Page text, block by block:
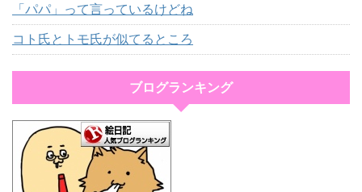
「パパ」って言っているけどね
コト氏とトモ氏が似てるところ
ブログランキング